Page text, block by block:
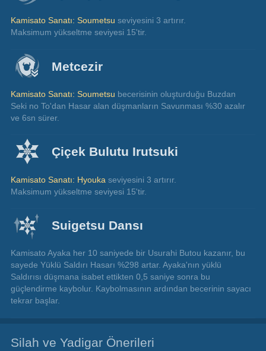
Kamisato Sanatı: Soumetsu seviyesini 3 artırır.
Maksimum yükseltme seviyesi 15'tir.
Metcezir
Kamisato Sanatı: Soumetsu becerisinin oluşturduğu Buzdan
Seki no To'dan Hasar alan düşmanların Savunması %30 azalır
ve 6sn sürer.
Çiçek Bulutu Irutsuki
Kamisato Sanatı: Hyouka seviyesini 3 artırır.
Maksimum yükseltme seviyesi 15'tir.
Suigetsu Dansı
Kamisato Ayaka her 10 saniyede bir Usurahi Butou kazanır, bu
sayede Yüklü Saldırı Hasarı %298 artar. Ayaka'nın yüklü
Saldırısı düşmana isabet ettikten 0,5 saniye sonra bu
güçlendirme kaybolur. Kaybolmasının ardından becerinin sayacı
tekrar başlar.
Silah ve Yadigar Önerileri